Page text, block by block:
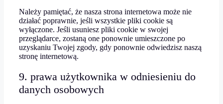
Należy pamiętać, że nasza strona internetowa może nie
działać poprawnie, jeśli wszystkie pliki cookie są
wyłączone. Jeśli usuniesz pliki cookie w swojej
przeglądarce, zostaną one ponownie umieszczone po
uzyskaniu Twojej zgody, gdy ponownie odwiedzisz naszą
stronę internetową.
9. prawa użytkownika w odniesieniu do
danych osobowych